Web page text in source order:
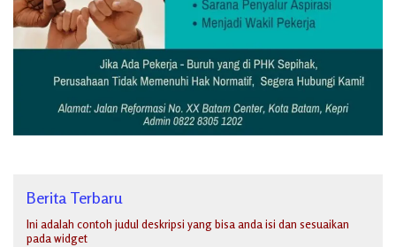
Berita Terbaru
Ini adalah contoh judul deskripsi yang bisa anda isi dan sesuaikan
pada widget